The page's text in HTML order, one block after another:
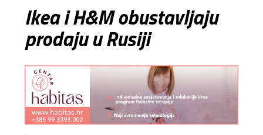
Ikea i H&M obustavljaju
prodaju u Rusiji